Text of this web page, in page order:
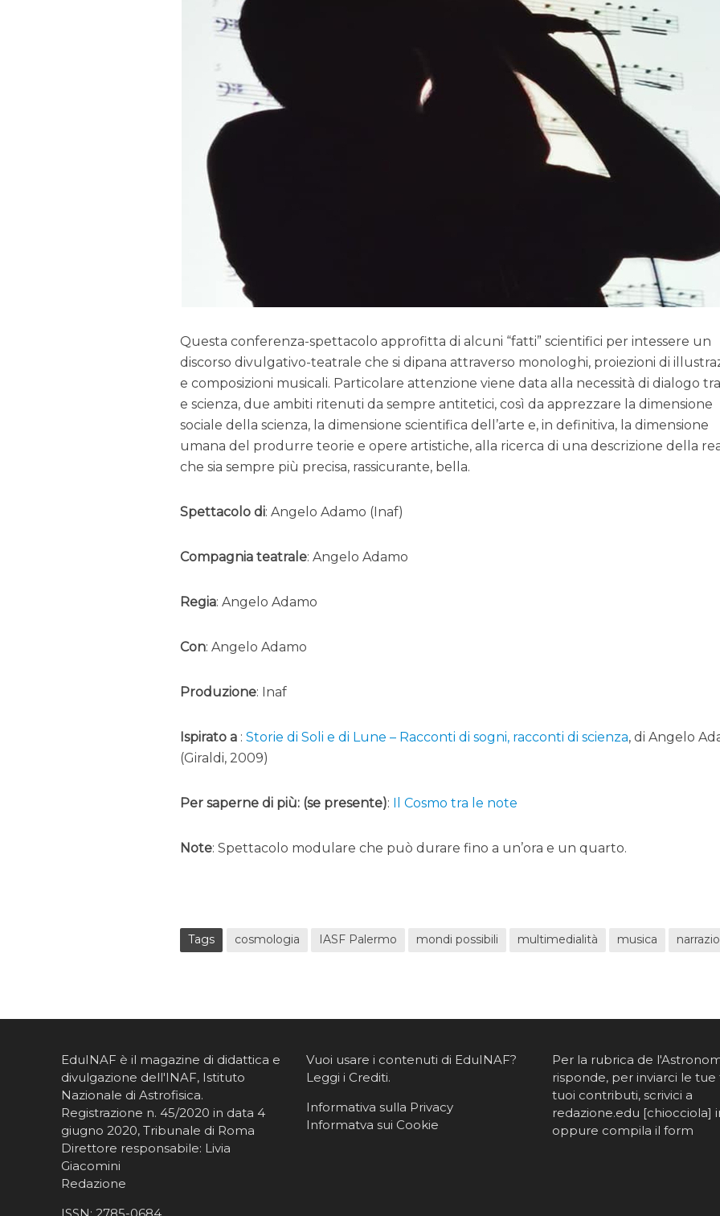
Questa conferenza-spettacolo approfitta di alcuni “fatti” scientifici per intessere un
discorso divulgativo-teatrale che si dipana attraverso monologhi, proiezioni di
e composizioni musicali. Particolare attenzione viene data alla necessità di dialogo
e scienza, due ambiti ritenuti da sempre antitetici, così da apprezzare la dimensione
sociale della scienza, la dimensione scientifica dell’arte e, in definitiva, la dimensione
umana del produrre teorie e opere artistiche, alla ricerca di una descrizione della
che sia sempre più precisa, rassicurante, bella.
Spettacolo di: Angelo Adamo (Inaf)
Compagnia teatrale: Angelo Adamo
Regia: Angelo Adamo
Con: Angelo Adamo
Produzione: Inaf
Ispirato a :Storie di Soli e di Lune – Racconti di sogni, racconti di scienza, di Angelo
(Giraldi, 2009)
Per saperne di più: (se presente): Il Cosmo tra le note
Note: Spettacolo modulare che può durare fino a un’ora e un quarto.
Tags cosmologia IASF Palermo mondi possibili multimedialità musica
EduINAF è il magazine di didattica e
divulgazione dell'INAF, Istituto
Nazionale di Astrofisica.
Registrazione n. 45/2020 in data 4
giugno 2020, Tribunale di Roma
Direttore responsabile: Livia
Giacomini
Redazione
Vuoi usare i contenuti di EduINAF?
Leggi i Crediti.
Informativa sulla Privacy
Informatva sui Cookie
Per la rubrica de
risponde, per inviarci le tue
tuoi contributi, scrivici a
redazione.edu [chiocciola]
oppure compila il form